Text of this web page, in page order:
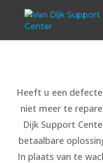
Heeft u een
niet meer te
Dijk Support
betaalbare
In plaats van te